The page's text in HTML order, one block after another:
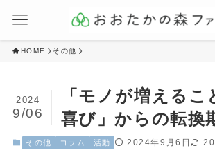
HOME その他
「モノが増えるこ
喜び」からの転換
2024
9/06
その他 コラム 活動 2024年9月6日